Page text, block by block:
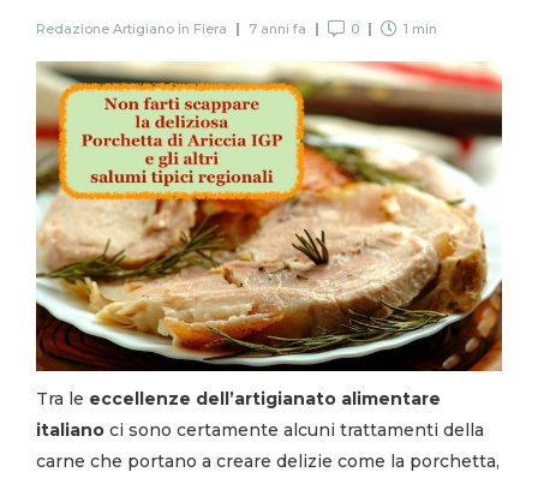
Redazione Artigiano in Fiera 7 anni fa 0 1 min
Tra le eccellenze dell’artigianato alimentare
italiano ci sono certamente alcuni trattamenti della
carne che portano a creare delizie come la porchetta,